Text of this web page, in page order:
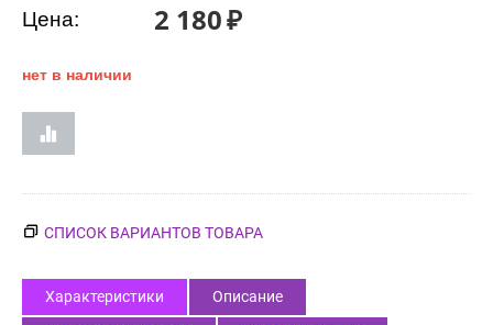
Цена: 2 180₽
нет в наличии
СПИСОК ВАРИАНТОВ ТОВАРА
Характеристики Описание